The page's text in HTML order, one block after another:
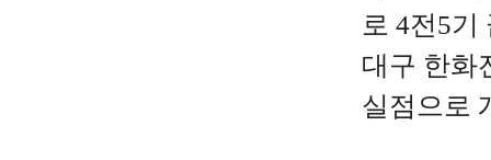
로 4전5
대구 한화
실점으로